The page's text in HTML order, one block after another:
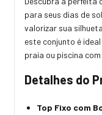
para seus dias de
valorizar sua
este conjunto é
praia ou piscina
Detalhes do
Top Fixo com